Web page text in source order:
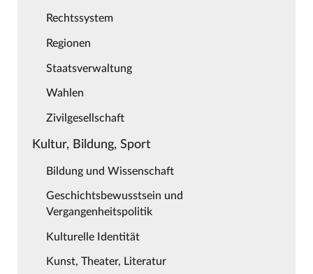
Rechtssystem
Regionen
Staatsverwaltung
Wahlen
Zivilgesellschaft
Kultur, Bildung, Sport
Bildung und Wissenschaft
Geschichtsbewusstsein und
Vergangenheitspolitik
Kulturelle Identität
Kunst, Theater, Literatur